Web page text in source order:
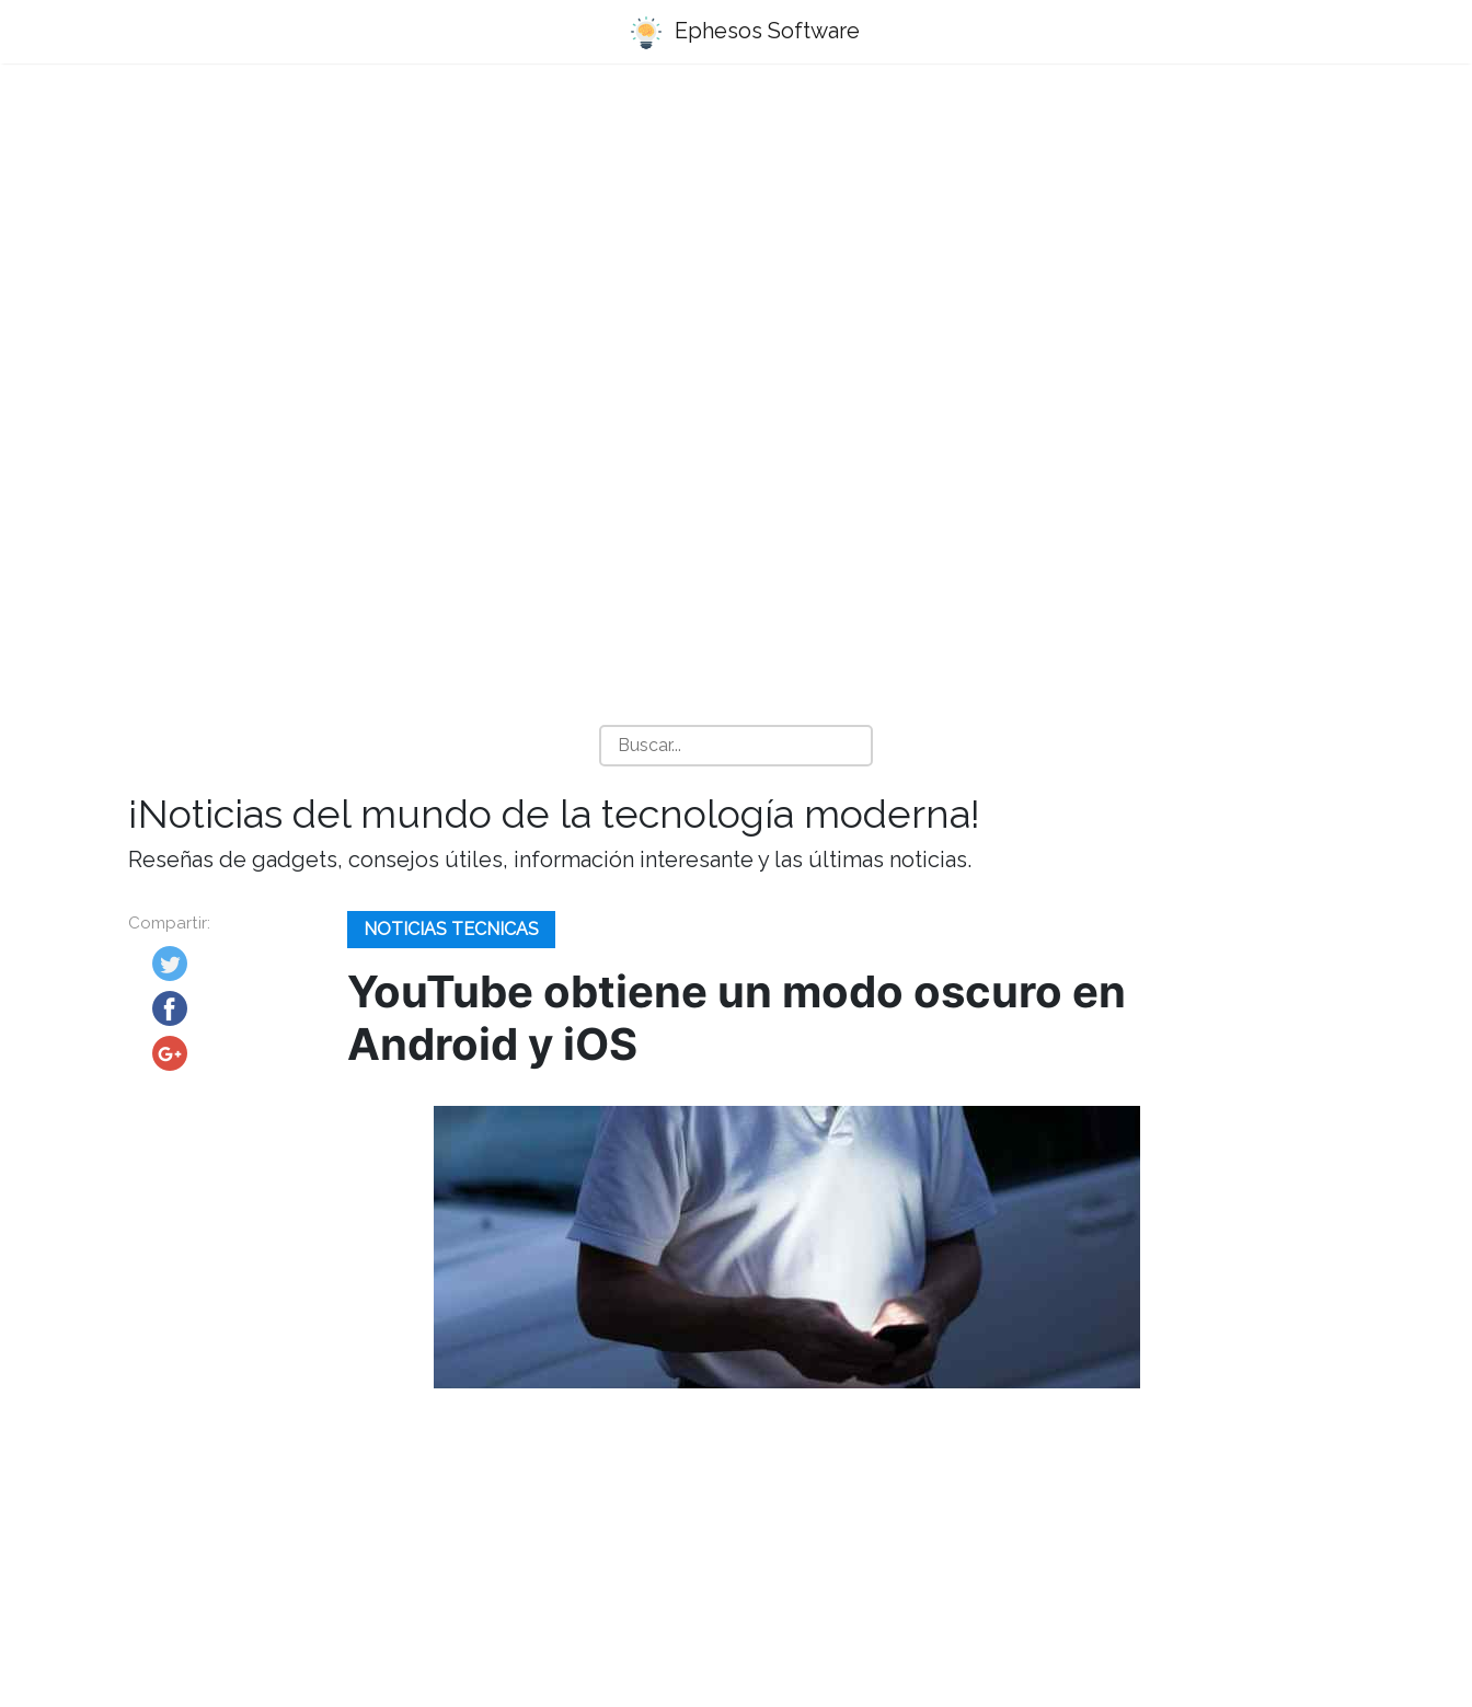
Ephesos Software
¡Noticias del mundo de la tecnología moderna!
Reseñas de gadgets, consejos útiles, información interesante y las últimas noticias.
Compartir: NOTICIAS TECNICAS
YouTube obtiene un modo oscuro en
Android y iOS